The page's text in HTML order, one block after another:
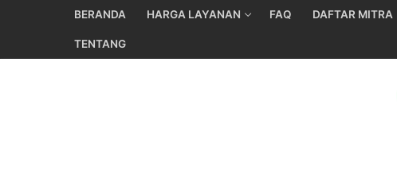
BERANDA HARGA LAYANAN FAQ DAFTAR MITRA
TENTANG